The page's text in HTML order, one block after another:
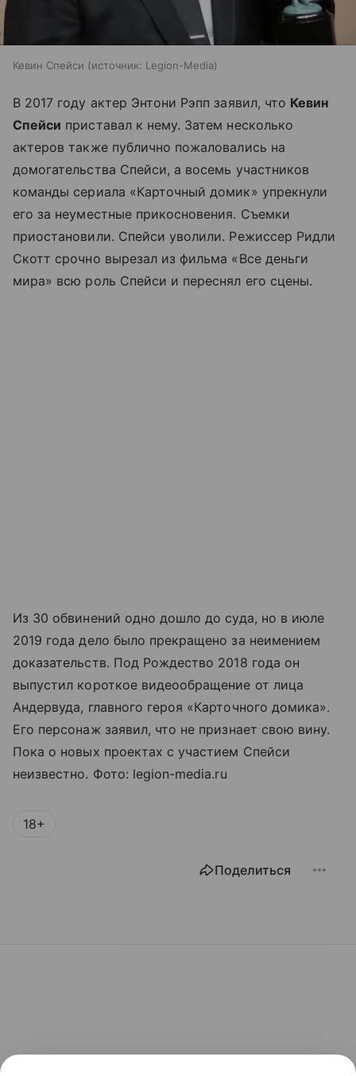
Кевин Спейси источник: Legion-Media
В 2017 году актер Энтони Рэпп заявил, что Кевин
Спейси приставал к нему. Затем несколько
актеров также публично пожаловались на
домогательства Спейси, а восемь участников
команды сериала «Карточный домик» упрекнули
его за неуместные прикосновения. Съемки
приостановили. Спейси уволили. Режиссер Ридли
Скотт срочно вырезал из фильма «Все деньги
мира» всю роль Спейси и переснял его сцены.
Из 30 обвинений одно дошло до суда, но в июле
2019 года дело было прекращено за неимением
доказательств. Под Рождество 2018 года он
выпустил короткое видеообращение от лица
Андервуда, главного героя «Карточного домика».
Его персонаж заявил, что не признает свою вину.
Пока о новых проектах с участием Спейси
неизвестно. Фото: legion-media.ru
18+
Поделиться